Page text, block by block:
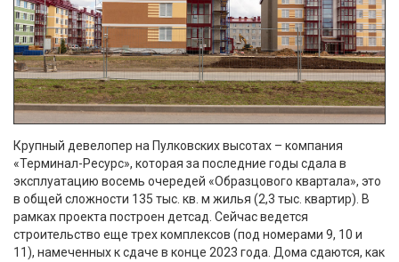
Крупный девелопер на Пулковских высотах – компания
«Терминал-Ресурс», которая за последние годы сдала в
эксплуатацию восемь очередей «Образцового квартала», это
в общей сложности 135 тыс. кв. м жилья (2,3 тыс. квартир). В
рамках проекта построен детсад. Сейчас ведется
строительство еще трех комплексов (под номерами 9, 10 и
11), намеченных к сдаче в конце 2023 года. Дома сдаются, как